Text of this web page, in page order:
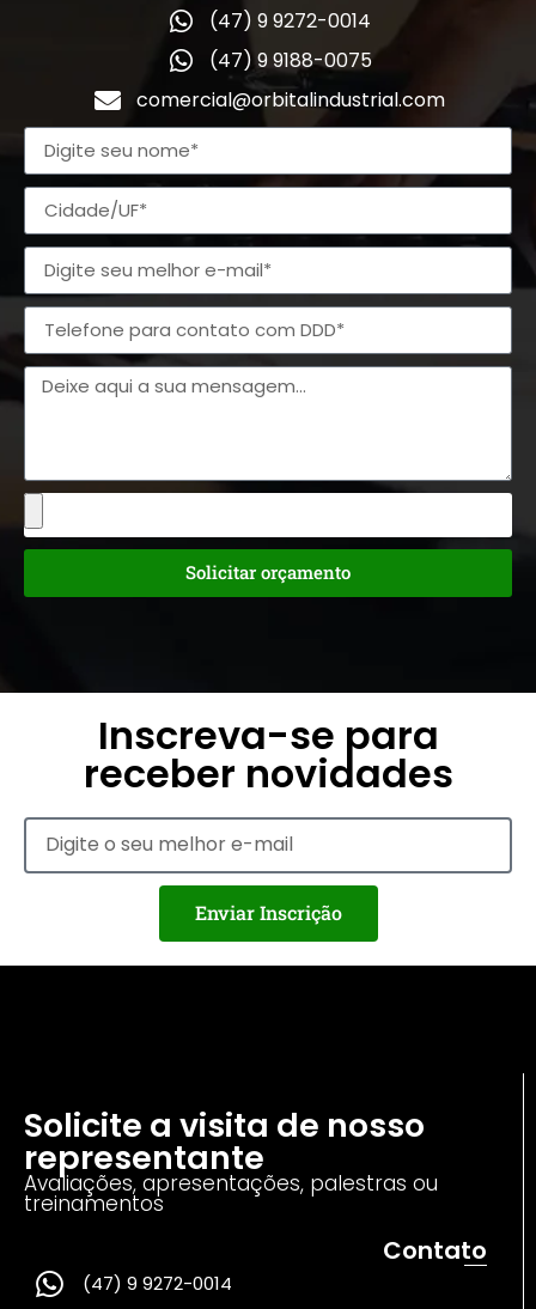
(47) 9 9272-0014
(47) 9 9188-0075
comercial@orbitalindustrial.com
Solicitar orçamento
Inscreva-se para
receber novidades
Enviar Inscrição
Solicite a visita de nosso
representante
Avaliações, apresentações, palestras ou
treinamentos
Contato
(47) 9 9272-0014